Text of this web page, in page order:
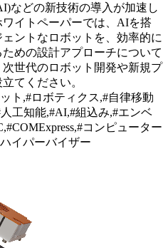
などの新技術の導入が加速し
イトペーパーでは、AIを搭
ントなロボットを、効率的に
めの設計アプローチについて
世代のロボット開発や新規プ
てください。
ト,#ロボティクス,#自律移動
工知能,#AI,#組込み,#エンベ
コンピューター
イパーバイザー